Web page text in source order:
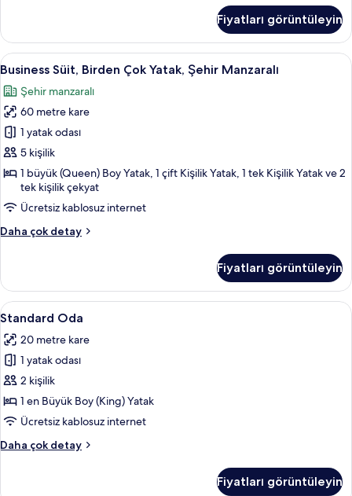
Odası,
Şehir
Manzaralı
daha
fazla
detay
Fiyatları görüntüleyin
Business
Süit,
Birden
Çok
Yatak,
Şehir
Manzaralı
için
tüm
fotoğrafları
görün
Business Süit, Birden Çok Yatak,
6
Business Süit, Birden Çok Yatak, Şehir Manzaralı
Şehir manzaralı
60 metre kare
1 yatak odası
5 kişilik
1 büyük (Queen) Boy Yatak, 1 çift Kişilik Yatak, 1 tek Kişilik Yatak ve 2
tek kişilik çekyat
Ücretsiz kablosuz internet
Daha çok detay
Business
Yatak,
Şehir
Manzaralı
daha
fazla
detay
Fiyatları görüntüleyin
Standard
Oda
için
tüm
fotoğrafları
görün
Standard Oda | Kaliteli yatak
2
Standard Oda
20 metre kare
1 yatak odası
2 kişilik
1 en Büyük Boy (King) Yatak
Ücretsiz kablosuz internet
Daha çok detay
Standard
Fiyatları görüntüleyin